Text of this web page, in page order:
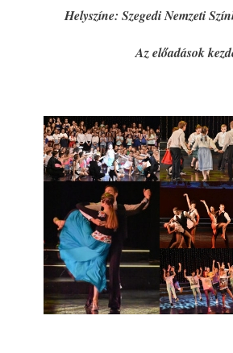
Helyszíne: Szegedi Nemzeti
Az előadások